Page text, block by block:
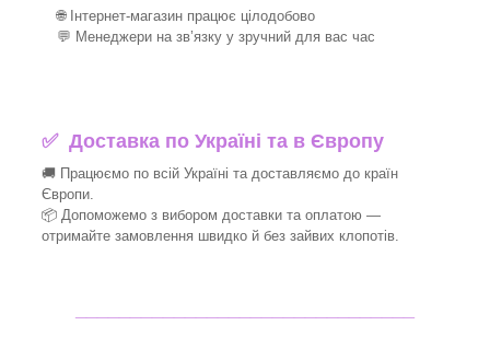
🌐 Інтернет-магазин працює цілодобово
💬 Менеджери на зв’язку у зручний для вас час
✅Доставка по Україні та в Європу
🚚 Працюємо по всій Україні та доставляємо до країн
Європи.
📦 Допоможемо з вибором доставки та оплатою —
отримайте замовлення швидко й без зайвих клопотів.